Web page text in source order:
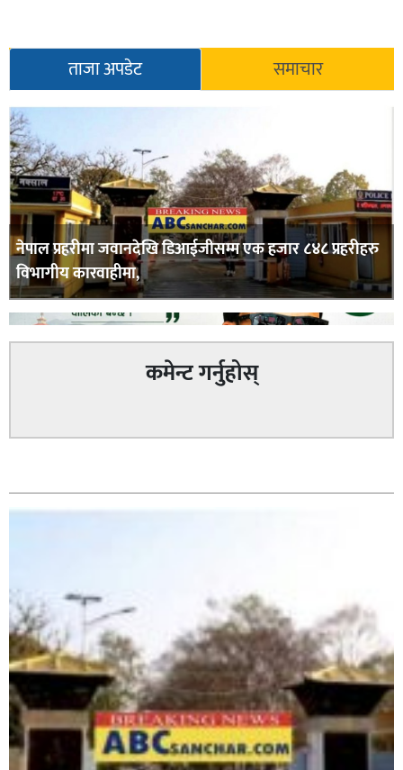
ताजा अपडेट समाचार
नेपाल प्रहरीमा जवानदेखि डिआईजीसम्म एक हजार ८४८ प्रहरीहरु
विभागीय कारवाहीमा,
अविरल वर्षाले कालीगण्डकी नदी तटीय क्षेत्रमा रहेको पाल्पाको
पर्यटकीय स्थल रानीमहल डुबानमा,
कमेन्ट गर्नुहोस्